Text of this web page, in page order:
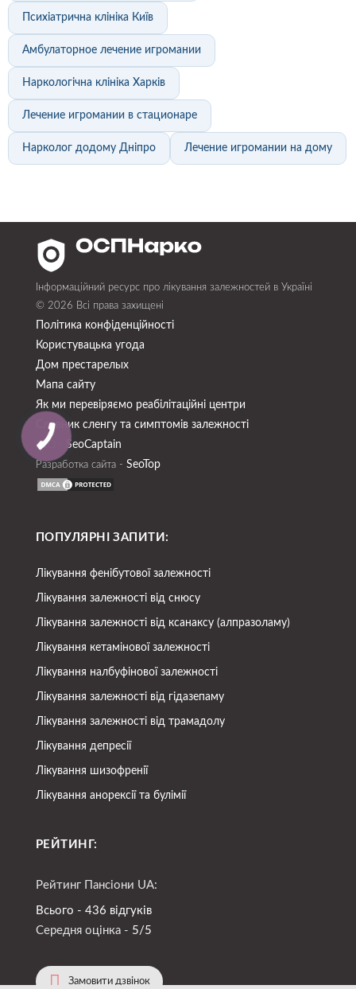
Психіатрична клініка Київ
Амбулаторное лечение игромании
Наркологічна клініка Харків
Лечение игромании в стационаре
Нарколог додому Дніпро Лечение игромании на дому
Інформаційний ресурс про лікування залежностей в Україні
© 2026 Всі права захищені
Політика конфіденційності
Користувацька угода
Дом престарелых
Мапа сайту
Як ми перевіряємо реабілітаційні центри
Словник сленгу та симптомів залежності
SEO - SeoСaptain
Разработка сайта - SeoTop
ПОПУЛЯРНІ ЗАПИТИ:
Лікування фенібутової залежності
Лікування залежності від снюсу
Лікування залежності від ксанаксу (алпразоламу)
Лікування кетамінової залежності
Лікування налбуфінової залежності
Лікування залежності від гідазепаму
Лікування залежності від трамадолу
Лікування депресії
Лікування шизофренії
Лікування анорексії та булімії
РЕЙТИНГ:
Рейтинг Пансіони UA:
Всього - 436 відгуків
Середня оцінка - 5/5
Замовити дзвінок